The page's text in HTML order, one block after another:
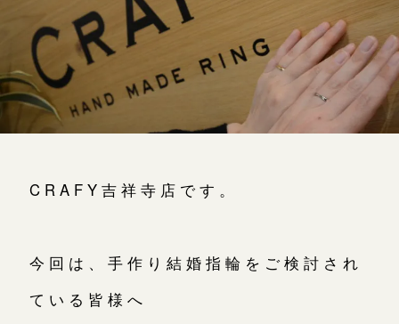
CRAFYについて
SNS・ブログ
プライバシーポリシー
CRAFY吉祥寺店です。
今回は、手作り結婚指輪をご検討され
ている皆様へ
鎌倉店 来店ご予約
川越店 来店ご予約
軽井沢店
京都店